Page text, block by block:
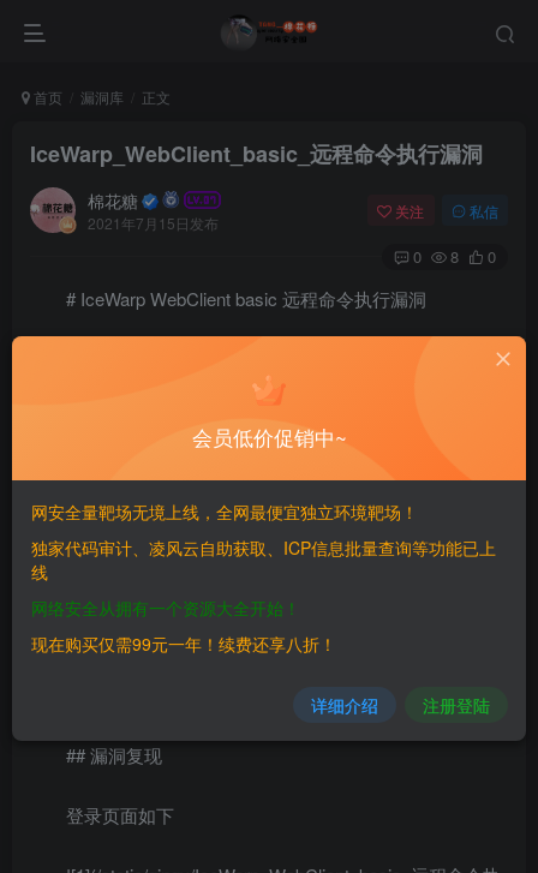
首页 漏洞库 正文
IceWarp_WebClient_basic_远程命令执行漏洞
棉花糖
2021年7月15日发布
关注 私信
0 8 0
# IceWarp WebClient basic 远程命令执行漏洞
造特殊的请求即可远程命令执行
## 漏洞影响
## FOFA
## 漏洞复现
登录页面如下
会员低价促销中~
网安全量靶场无境上线，全网最便宜独立环境靶场！
独家代码审计、凌风云自助获取、ICP信息批量查询等功能已上
线
网络安全从拥有一个资源大全开始！
现在购买仅需99元一年！续费还享八折！
详细介绍 注册登陆